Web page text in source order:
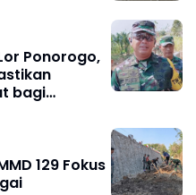
Ponorogo,
bagi
129 Fokus